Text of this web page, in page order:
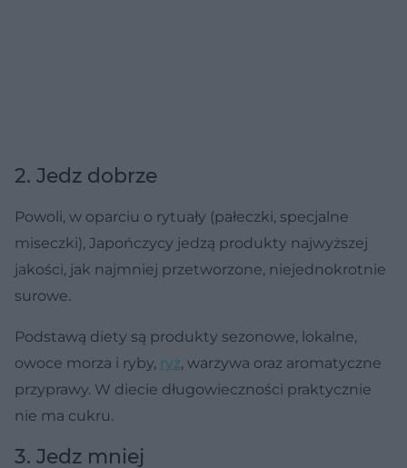
2. Jedz dobrze
Powoli, w oparciu o rytuały (pałeczki, specjalne
miseczki), Japończycy jedzą produkty najwyższej
jakości, jak najmniej przetworzone, niejednokrotnie
surowe.
Podstawą diety są produkty sezonowe, lokalne,
owoce morza i ryby, ryż, warzywa oraz aromatyczne
przyprawy. W diecie długowieczności praktycznie
nie ma cukru.
3. Jedz mniej